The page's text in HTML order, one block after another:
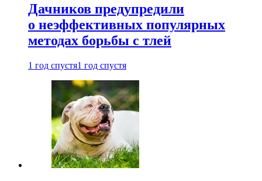
Дачников предупредили
о неэффективных популярных
методах борьбы с тлей
1 год спустя1 год спустя